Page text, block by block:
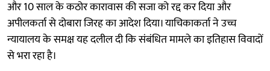
और 10 साल के कठोर कारावास की सजा को रद्द कर दिया और
अपीलकर्ता से दोबारा जिरह का आदेश दिया। याचिकाकर्ता ने उच्च
न्यायालय के समक्ष यह दलील दी कि संबंधित मामले का इतिहास विवादों
से भरा रहा है।